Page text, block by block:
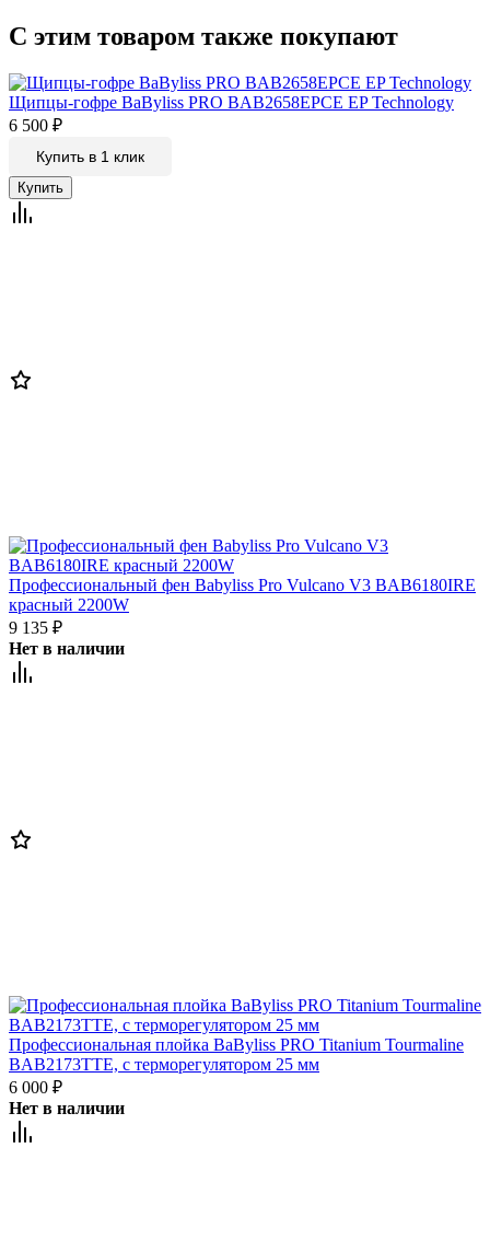
С этим товаром также покупают
Щипцы-гофре BaByliss PRO BAB2658EPCE EP Technology
6 500 ₽
Купить в 1 клик
Профессиональный фен Babyliss Pro Vulcano V3 BAB6180IRE
красный 2200W
9 135 ₽
Нет в наличии
Профессиональная плойка BaByliss PRO Titanium Tourmaline
BAB2173TTE, c терморегулятором 25 мм
6 000 ₽
Нет в наличии